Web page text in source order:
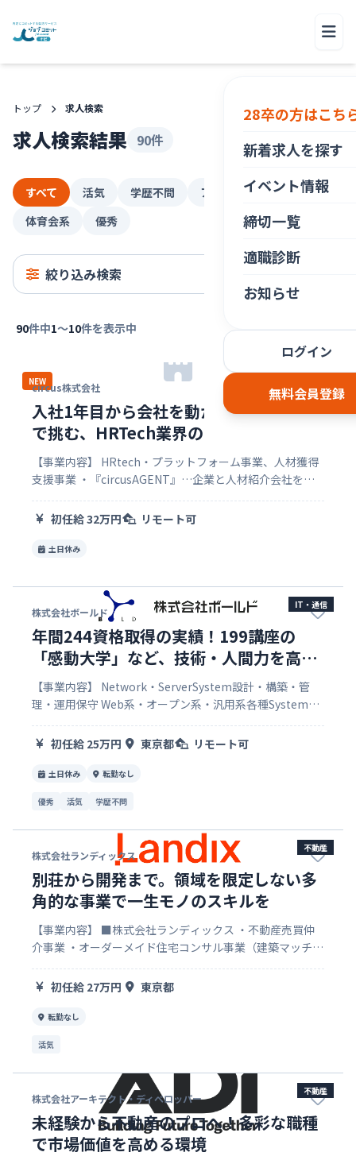
28卒の方はこち
新着求人を探す
イベント情報
締切一覧
適職診断
お知らせ
ログイン
無料会員登録
トップ 求人検索
求人検索結果 90件
すべて 活気 学歴不問
アットホーム
体育会系
優秀
絞り込み検索
90件中1〜10件を表示中
NEW
circus株式会社
入社1年目から会社を動かす。 役員直下
で挑む、HRTech業界の“ビジネスインフ
ラ”を創る新卒3期生募集
【事業内容】 HRtech・プラットフォーム事業、人材獲得
支援事業 ・『circusAGENT』…企業と人材紹介会社をつ
なぐ業界最大級「人材紹介プラットフォーム」 ・
『circusHR β』… 100万件の選考データをもとに、採…
初任給 32万円 リモート可
土日休み
IT・通信
株式会社ボールド
年間244資格取得の実績！199講座の
「感動大学」など、技術・人間力を高め
る圧倒的支援あり
【事業内容】 Network・ServerSystem設計・構築・管
理・運用保守 Web系・オープン系・汎用系各種System・
Application企画開発 ITコンサルティングサービス ITエン
ジニア派遣事業・一般・紹介予定派遣事業 …
初任給 25万円 東京都 リモート可
土日休み 転勤なし
優秀 活気 学歴不問
不動産
株式会社ランディックス
別荘から開発まで。領域を限定しない多
角的な事業で一生モノのスキルを
【事業内容】 ■株式会社ランディックス ・不動産売買仲
介事業 ・オーダーメイド住宅コンサル事業（建築マッチン
グ） ・住宅メディア事業 ・サードプレイス（別荘）事業
・不動産開発事業（住宅用地/収益用地）
初任給 27万円 東京都
転勤なし
活気
不動産
株式会社アーキテクト・ディベロッパー
未経験から不動産のプロへ！多彩な職種
で市場価値を高める環境